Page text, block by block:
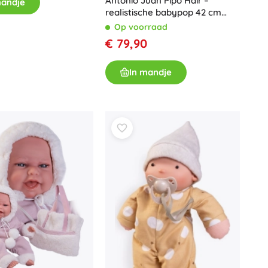
realistische babypop 42 cm
met zacht lichaam
Op voorraad
€ 79,90
In mandje